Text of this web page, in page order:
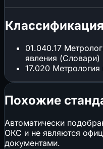
01.040.17
явления (Словари)
17.020
Похожие
Автоматически
ОКС и не являются
документами.